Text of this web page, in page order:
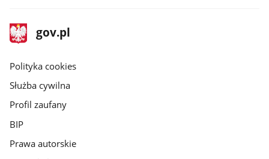
stopka
gov.pl
Strona
gov.pl
gov.pl
Polityka cookies
Służba cywilna
Profil zaufany
BIP
Prawa autorskie